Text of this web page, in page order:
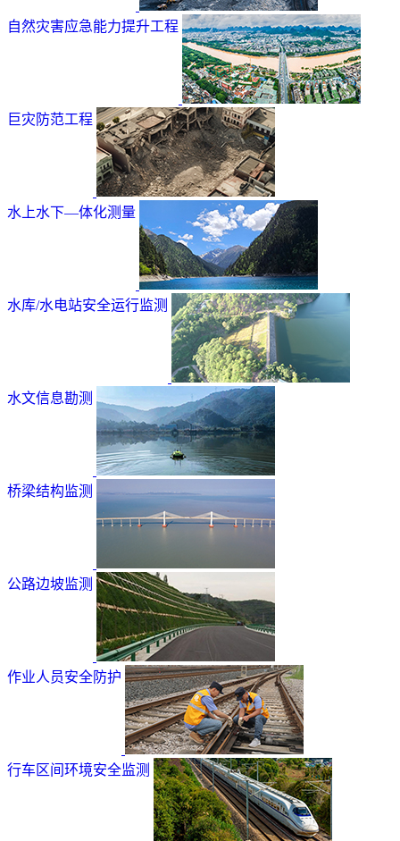
自然灾害应急能力提升工程
巨灾防范工程
水上水下—体化测量
水库/水电站安全运行监测
水文信息勘测
桥梁结构监测
公路边坡监测
作业人员安全防护
行车区间环境安全监测